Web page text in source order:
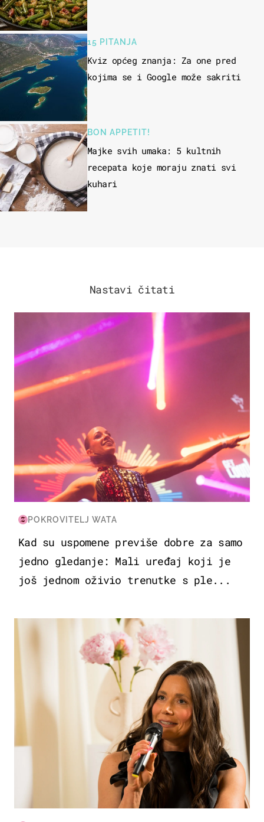
15 PITANJA
Kviz općeg znanja: Za one pred
kojima se i Google može sakriti
BON APPETIT!
Majke svih umaka: 5 kultnih
recepata koje moraju znati svi
kuhari
Nastavi čitati
KULTURA & ZABAVA
POKROVITELJ WATA
Kad su uspomene previše dobre za samo
jedno gledanje: Mali uređaj koji je
još jednom oživio trenutke s ple...
MODA & LJEPOTA